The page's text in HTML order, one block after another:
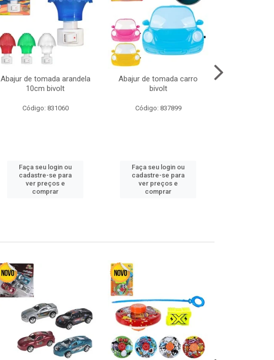
Abajur de tomada arandela
10cm bivolt
Código: 831060
Faça seu login ou
cadastre-se para
ver preços e
comprar
Abajur de tomada carro
bivolt
Código: 837899
Faça seu login ou
cadastre-se para
ver preços e
comprar